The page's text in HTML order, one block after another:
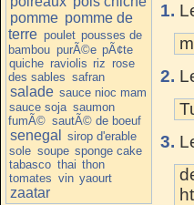
pomme pomme de
terre poulet pousses de
bambou purÃ©e pÃ¢te
quiche raviolis riz rose
des sables safran
salade sauce nioc mam
sauce soja saumon
fumÃ© sautÃ© de boeuf
senegal
sirop d'erable
sole soupe sponge cake
tabasco thai thon
tomates vin yaourt
zaatar
1.
2.
3.